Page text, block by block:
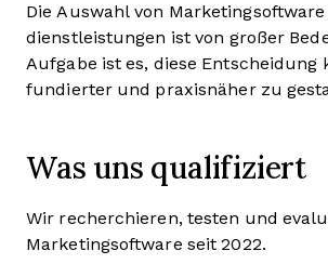
Die Auswahl von
dienstleistungen ist von großer
Aufgabe ist es, diese Entscheidung
fundierter und praxisnäher zu
Was uns qualifiziert
Wir recherchieren, testen und
Marketingsoftware seit 2022.